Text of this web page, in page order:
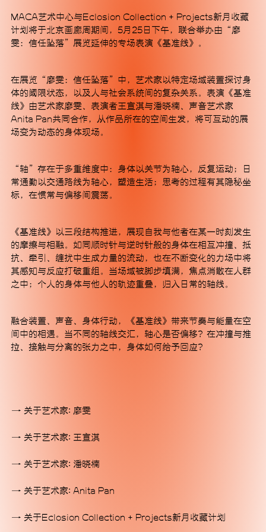
MACA艺术中⼼与Eclosion Collection + Projects新⽉收藏
计划将于北京画廊周期间，5⽉25⽇下午，联合举办由“廖
雯：信任坠落”展览延伸的专场表演《基准线》。
在展览“廖雯：信任坠落”中，艺术家以特定场域装置探讨⾝
体的阈限状态，以及⼈与社会系统间的复杂关系。表演《基准
线》由艺术家廖雯、表演者王宣淇与潘晓楠、声⾳艺术家
Anita Pan共同合作，从作品所在的空间生发，将可互动的展
场变为动态的身体现场。
“轴”存在于多重维度中：身体以关节为轴心，反复运动；日
常通勤以交通路线为轴心，塑造生活；思考的过程有其隐秘坐
标，在惯常与偏移间震荡。
《基准线》以三段结构推进，展现自我与他者在某一时刻发生
的摩擦与相融。如同顺时针与逆时针般的身体在相互冲撞、抵
抗、牵引、缠扰中生成力量的流动，也在不断变化的力场中将
其感知与反应打破重组。当场域被脚步填满，焦点消散在人群
之中；个人的身体与他人的轨迹重叠，归入日常的轴线。
融合装置、声音、身体行动，《基准线》带来节奏与能量在空
间中的相遇。当不同的轴线交汇，轴心是否偏移？在冲撞与推
拉、接触与分离的张力之中，身体如何给予回应？
关于艺术家: 廖雯
关于艺术家: 王宣淇
关于艺术家: 潘晓楠
关于艺术家: Anita Pan
关于Eclosion Collection + Projects新⽉收藏计划
MACA艺术中心是一所非营利当代艺术机构，位于北京
文化艺术地标798艺术园区内，为一栋具有极简工业感与
未来感的独栋建筑。MACA艺术中心旨在通过具有前瞻
性与实验性的内容，建立起跨越学科边界的交流和立足
本土视野的国际对话。从展览到研究、从泛表演性实践
应当下这个激烈变化的时代。
微信
Instagram
© 2025 MACA艺术中心